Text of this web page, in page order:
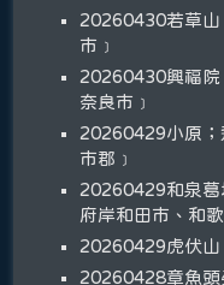
20260430若草山
市﹞
20260430興福院
奈良市﹞
20260429小原；
市郡﹞
20260429和泉葛
府岸和田市、和
20260429虎伏山
20260428章魚頭